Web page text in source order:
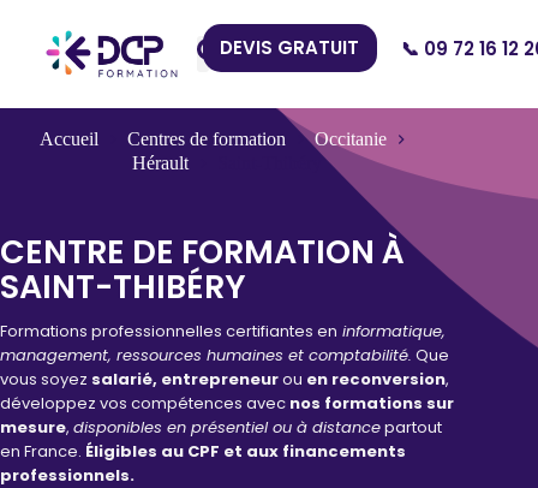
DEVIS GRATUIT 📞 09 72 16 12
Accueil Centres de formation
Occitanie
Hérault
CENTRE DE FORMATION À
SAINT-THIBÉRY
Formations professionnelles certifiantes en informatique,
management, ressources humaines et comptabilité. Que
vous soyez salarié, entrepreneurou en reconversion,
développez vos compétences avec nos formations sur
mesure, disponibles en présentiel ou à distancepartout
en France. Éligibles au CPF et aux financements
professionnels.